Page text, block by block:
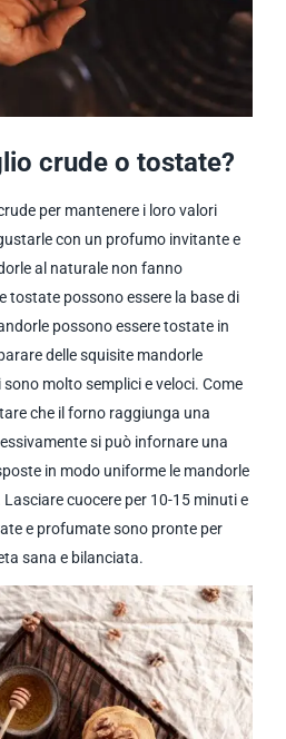
crude o tostate?
per mantenere i loro valori
con un profumo invitante e
al naturale non fanno
tostate possono essere la base di
possono essere tostate in
delle squisite mandorle
molto semplici e veloci. Come
che il forno raggiunga una
si può infornare una
in modo uniforme le mandorle
cuocere per 10-15 minuti e
e profumate sono pronte per
sana e bilanciata.